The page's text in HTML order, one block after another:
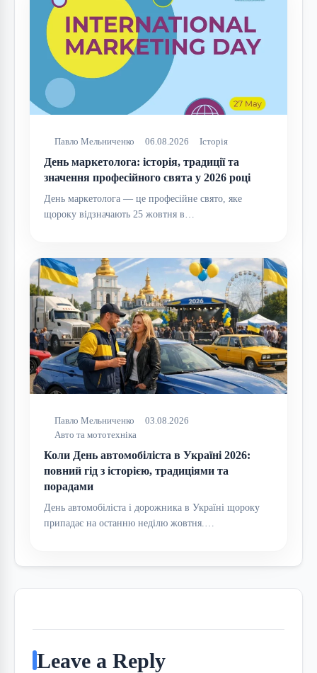
Павло Мельниченко 06.08.2026 Історія
День маркетолога: історія, традиції та
значення професійного свята у 2026 році
День маркетолога — це професійне свято, яке
щороку відзначають 25 жовтня в…
Павло Мельниченко
03.08.2026
Авто та мототехніка
Коли День автомобіліста в Україні 2026:
повний гід з історією, традиціями та
порадами
День автомобіліста і дорожника в Україні щороку
припадає на останню неділю жовтня.…
Leave a Reply